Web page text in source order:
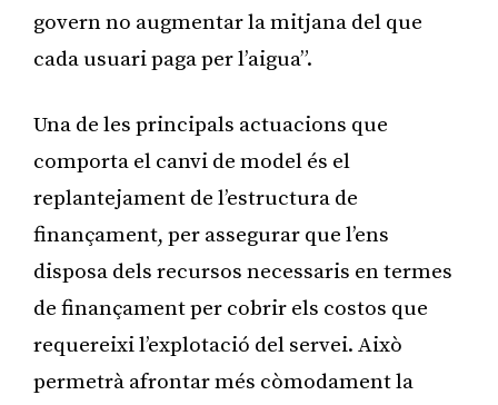
govern no augmentar la mitjana del que
cada usuari paga per l’aigua”.
Una de les principals actuacions que
comporta el canvi de model és el
replantejament de l’estructura de
finançament, per assegurar que l’ens
disposa dels recursos necessaris en termes
de finançament per cobrir els costos que
requereixi l’explotació del servei. Això
permetrà afrontar més còmodament la